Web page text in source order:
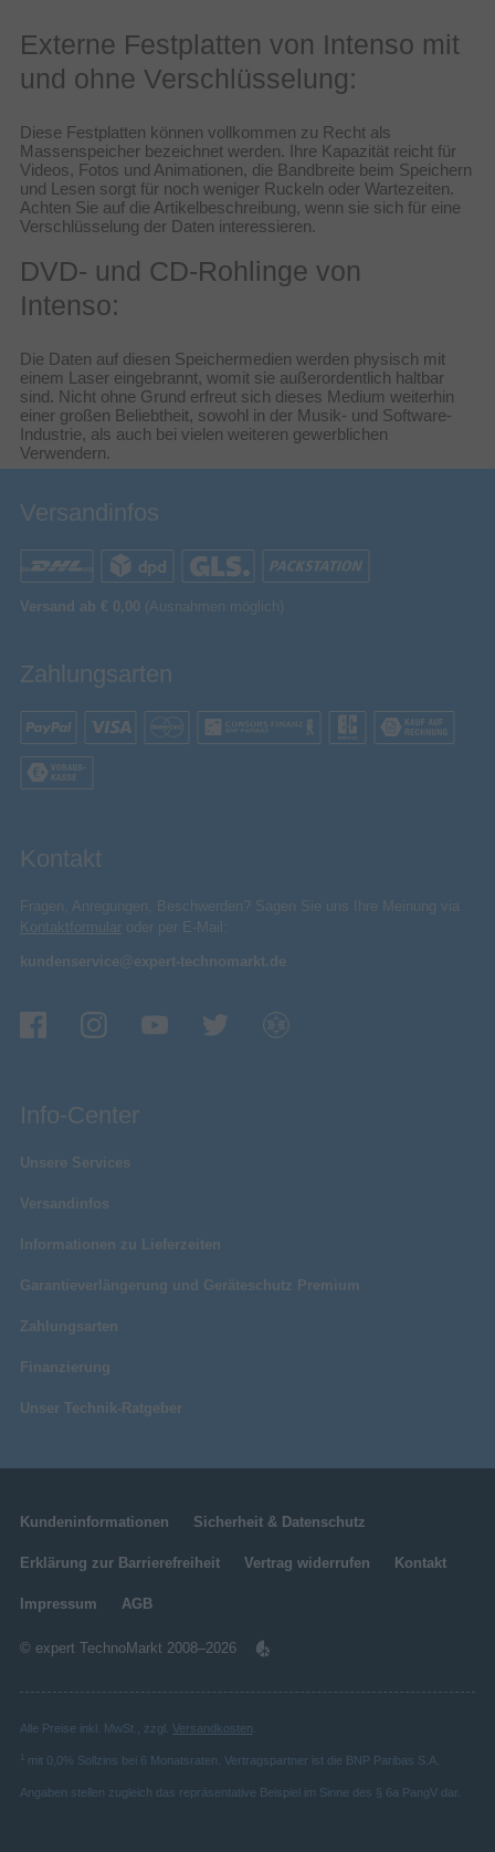
Externe Festplatten von Intenso mit
und ohne Verschlüsselung:
Diese Festplatten können vollkommen zu Recht als
Massenspeicher bezeichnet werden. Ihre Kapazität reicht für
Videos, Fotos und Animationen, die Bandbreite beim Speichern
und Lesen sorgt für noch weniger Ruckeln oder Wartezeiten.
Achten Sie auf die Artikelbeschreibung, wenn sie sich für eine
Verschlüsselung der Daten interessieren.
DVD- und CD-Rohlinge von
Intenso:
Die Daten auf diesen Speichermedien werden physisch mit
einem Laser eingebrannt, womit sie außerordentlich haltbar
sind. Nicht ohne Grund erfreut sich dieses Medium weiterhin
einer großen Beliebtheit, sowohl in der Musik- und Software-
Industrie, als auch bei vielen weiteren gewerblichen
Verwendern.
Versandinfos
Versand ab € 0,00 (Ausnahmen möglich)
Zahlungsarten
Kontakt
Fragen, Anregungen, Beschwerden? Sagen Sie uns Ihre Meinung via
Kontaktformular oder per E-Mail:
kundenservice@expert-technomarkt.de
Info-Center
Unsere Services
Versandinfos
Informationen zu Lieferzeiten
Garantieverlängerung und Geräteschutz Premium
Zahlungsarten
Finanzierung
Unser Technik-Ratgeber
Kundeninformationen Sicherheit & Datenschutz
Erklärung zur Barrierefreiheit Vertrag widerrufen Kontakt
Impressum AGB
© expert TechnoMarkt 2008–2026
Alle Preise inkl. MwSt., zzgl. Versandkosten
mit 0,0% Sollzins bei 6 Monatsraten. Vertragspartner ist die BNP Paribas S.A.
Angaben stellen zugleich das repräsentative Beispiel im Sinne des § 6a PangV dar.